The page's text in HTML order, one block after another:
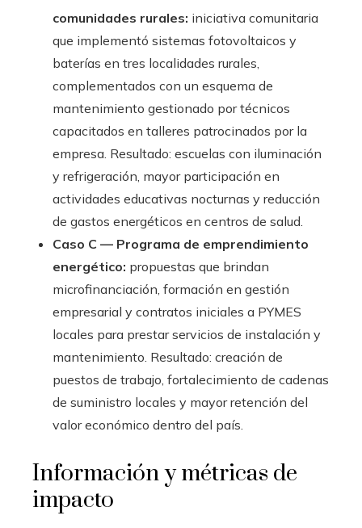
comunidades rurales: iniciativa comunitaria
que implementó sistemas fotovoltaicos y
baterías en tres localidades rurales,
complementados con un esquema de
mantenimiento gestionado por técnicos
capacitados en talleres patrocinados por la
empresa. Resultado: escuelas con iluminación
y refrigeración, mayor participación en
actividades educativas nocturnas y reducción
de gastos energéticos en centros de salud.
Caso C — Programa de emprendimiento
energético: propuestas que brindan
microfinanciación, formación en gestión
empresarial y contratos iniciales a PYMES
locales para prestar servicios de instalación y
mantenimiento. Resultado: creación de
puestos de trabajo, fortalecimiento de cadenas
de suministro locales y mayor retención del
valor económico dentro del país.
Información y métricas de
impacto